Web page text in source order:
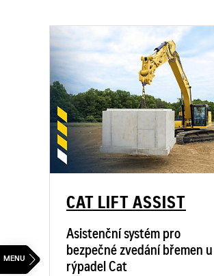
CAT LIFT ASSIST
Asistenční systém pro
bezpečné zvedání břemen u
rýpadel Cat